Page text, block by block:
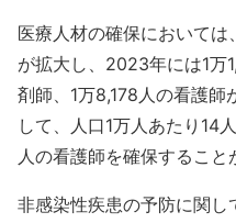
医療人材の確保において
が拡大し、2023年には1万
剤師、1万8,178人の看護
して、人口1万人あたり14
人の看護師を確保すること
非感染性疾患の予防に関